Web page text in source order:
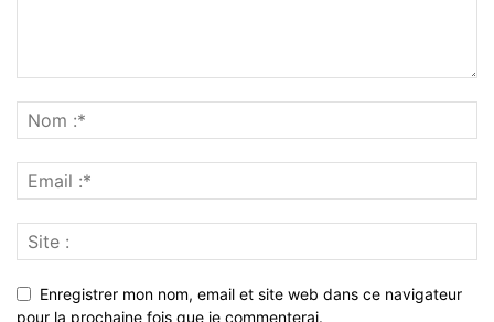
Enregistrer mon nom, email et site web dans ce navigateur
pour la prochaine fois que je commenterai.